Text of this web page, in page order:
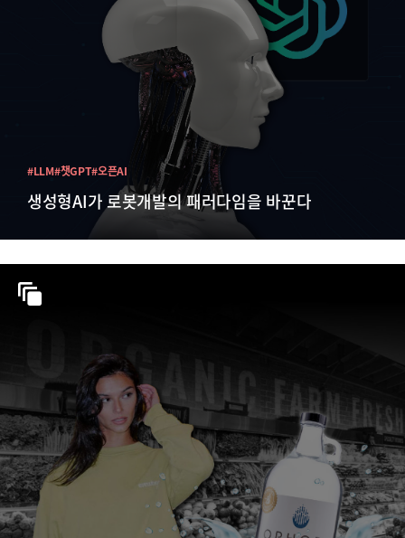
생성형AI가 로봇개발의 패러다임을 바꾼다
#LLM#챗GPT#오픈AI